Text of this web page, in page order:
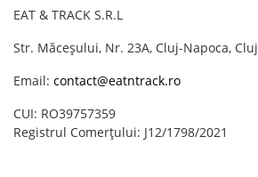
EAT & TRACK S.R.L
Str. Măceșului, Nr. 23A, Cluj-Napoca, Cluj
Email: contact@eatntrack.ro
CUI: RO39757359
Registrul Comerțului: J12/1798/2021